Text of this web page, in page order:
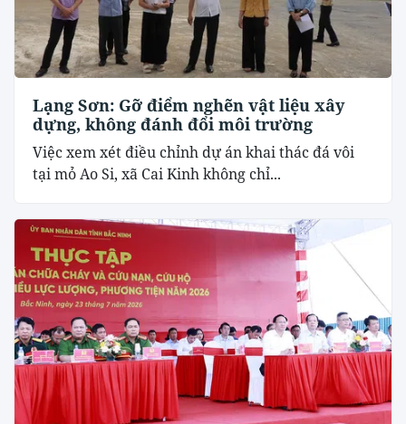
Lạng Sơn: Gỡ điểm nghẽn vật liệu xây
dựng, không đánh đổi môi trường
Việc xem xét điều chỉnh dự án khai thác đá vôi
tại mỏ Ao Si, xã Cai Kinh không chỉ...